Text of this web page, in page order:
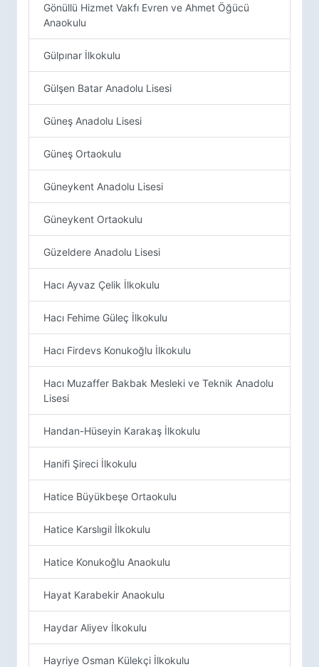
Gönüllü Hizmet Vakfı Evren ve Ahmet Öğücü
Anaokulu
Gülpınar İlkokulu
Gülşen Batar Anadolu Lisesi
Güneş Anadolu Lisesi
Güneş Ortaokulu
Güneykent Anadolu Lisesi
Güneykent Ortaokulu
Güzeldere Anadolu Lisesi
Hacı Ayvaz Çelik İlkokulu
Hacı Fehime Güleç İlkokulu
Hacı Firdevs Konukoğlu İlkokulu
Hacı Muzaffer Bakbak Mesleki ve Teknik Anadolu
Lisesi
Handan-Hüseyin Karakaş İlkokulu
Hanifi Şireci İlkokulu
Hatice Büyükbeşe Ortaokulu
Hatice Karslıgil İlkokulu
Hatice Konukoğlu Anaokulu
Hayat Karabekir Anaokulu
Haydar Aliyev İlkokulu
Hayriye Osman Külekçi İlkokulu